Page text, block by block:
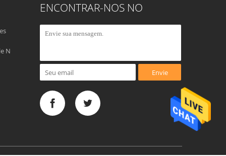
N
ENCONTRAR-NOS NO
Envie